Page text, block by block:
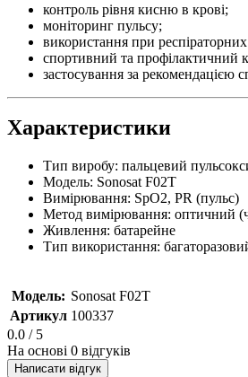
контроль рівня кисню в крові;
моніторинг пульсу;
використання при
спортивний та профілактичний
застосування за рекомендацією
Характеристики
Тип виробу: пальцевий
Модель: Sonosat F02T
Вимірювання: SpO2, PR (пульс)
Метод вимірювання: оптичний
Живлення: батарейне
Тип використання:
Модель: Sonosat F02T
Артикул 100337
0.0 / 5
На основі 0 відгуків
Написати відгук